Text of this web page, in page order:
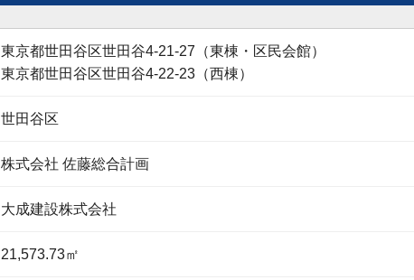
東京都世田谷区世田谷4-21-27（東棟・区民会館）
東京都世田谷区世田谷4-22-23（西棟）
世田谷区
株式会社 佐藤総合計画
大成建設株式会社
21,573.73㎡